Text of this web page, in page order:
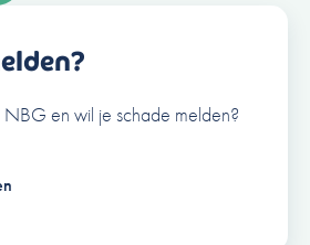
NBG en wil je schade melden?